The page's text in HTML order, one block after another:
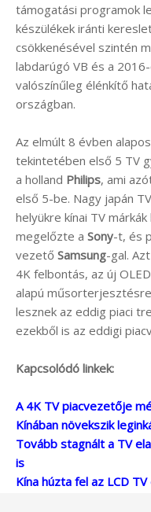
támogatási programok
készülékek iránti
csökkenésével szintén
labdarúgó VB és a
valószínűleg élénkítő
országban.
Az elmúlt 8 évben
tekintetében első 5 TV
a holland Philips, ami
első 5-be. Nagy japán
helyükre kínai TV
megelőzte a Sony-t, és
vezető Samsung-gal.
4K felbontás, az új
alapú
lesznek az eddig piaci
ezekből is az eddigi
Kapcsolódó linkek:
A 4K TV piacvezetője
Kínában növekszik
Tovább stagnált a TV
is
Kína húzta fel az LCD